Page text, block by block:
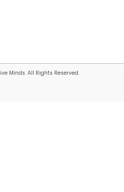
Minds. All Rights Reserved.